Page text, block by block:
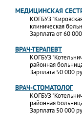
МЕДИЦИНСКАЯ
КОГБУЗ
клиническая
Зарплата от 60
ВРАЧ-ТЕРАПЕВТ
КОГБУЗ
районная
Зарплата 50 000
ВРАЧ-СТОМАТОЛОГ
КОГБУЗ
районная
Зарплата 50 000